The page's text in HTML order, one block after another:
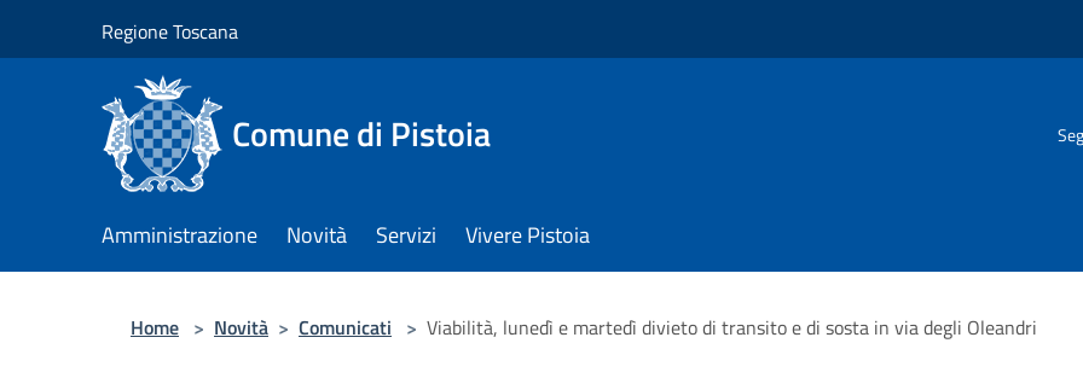
Regione Toscana
Comune di Pistoia
Amministrazione Novità Servizi Vivere Pistoia
Home > Novità > Comunicati > Viabilità, lunedì e martedì divieto di transito e di sosta in via degli Oleandri